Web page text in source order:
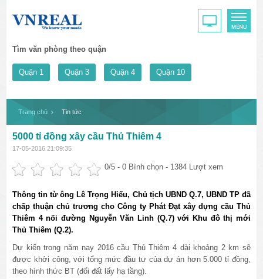
Tìm văn phòng theo quận
Quận 1 Quận 3 Quận 4 Quận 10
Trang chủ Tin tức
5000 tỉ đồng xây cầu Thủ Thiêm 4
17-05-2016 21:09:35
0/5 -0 Bình chọn - 1384 Lượt xem
Thông tin từ ông Lê Trọng Hiếu, Chủ tịch UBND Q.7, UBND TP đã
chấp thuận chủ trương cho Công ty Phát Đạt xây dựng cầu Thủ
Thiêm 4 nối đường Nguyễn Văn Linh (Q.7) với Khu đô thị mới
Thủ Thiêm (Q.2).
Dự kiến trong năm nay 2016 cầu Thủ Thiêm 4 dài khoảng 2 km sẽ
được khởi công, với tổng mức đầu tư của dự án hơn 5.000 tỉ đồng,
theo hình thức BT (đổi đất lấy hạ tầng).